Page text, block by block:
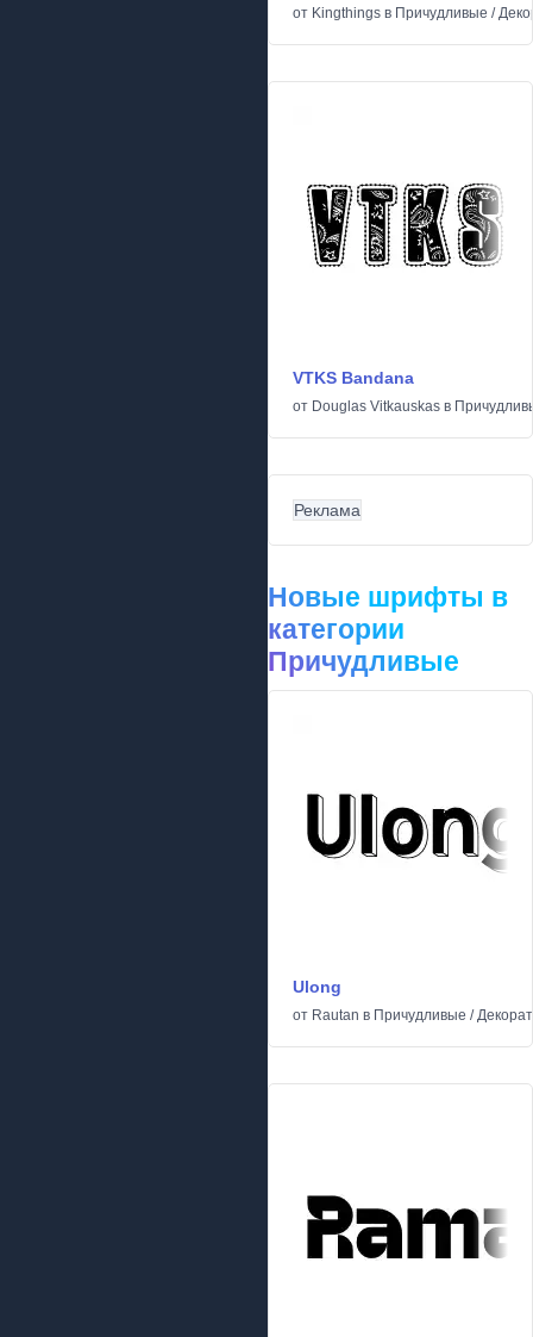
от Kingthings в Причудливые /
VTKS Bandana
от Douglas Vitkauskas в
Реклама
Новые шрифты в
категории
Причудливые
Ulong
от Rautan в Причудливые /